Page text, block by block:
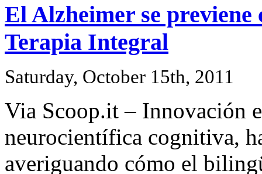
El Alzheimer se
Terapia Integral
Saturday, October 15th, 2011
Via Scoop.it – Innovación
neurocientífica cognitiva,
averiguando cómo el